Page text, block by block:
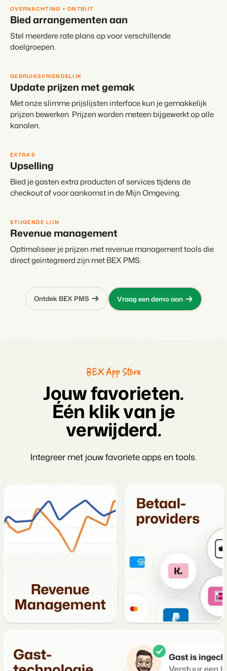
OVERNACHTING + ONTBIJT
Bied arrangementen aan
Stel meerdere rate plans op voor verschillende
doelgroepen.
GEBRUIKSVRIENDELIJK
Update prijzen met gemak
Met onze slimme prijslijsten interface kun je gemakkelijk
prijzen bewerken. Prijzen worden meteen bijgewerkt op alle
kanalen.
EXTRA'S
Upselling
Bied je gasten extra producten of services tijdens de
checkout of voor aankomst in de Mijn Omgeving.
STIJGENDE LIJN
Revenue management
Optimaliseer je prijzen met revenue management tools die
direct geïntegreerd zijn met BEX PMS.
Vraag een demo aan
Ontdek BEX PMS
BEX App Store
Jouw favorieten.
Één klik van je
verwijderd.
Integreer met jouw favoriete apps en tools.